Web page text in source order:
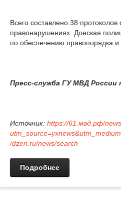
Всего составлено 38
правонарушениях. Донская
по обеспечению правопорядка и
Пресс-служба ГУ МВД России
Источник: https://61.мвд.рф/
/dzen.ru/news/search
Подробнее